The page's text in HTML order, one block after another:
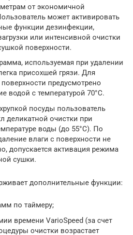
от экономичной
может активировать
функции дезинфекции,
или интенсивной очистки
поверхности.
используемая при удалении
присохшей грязи. Для
предусмотрено
водой с температурой 70°С.
посуды пользователь
деликатной очистки при
воды (до 55°С). По
влаги с поверхности не
допускается активация режима
сушки.
дополнительные функции:
по таймеру;
времени VarioSpeed (за счет
очистки возрастает